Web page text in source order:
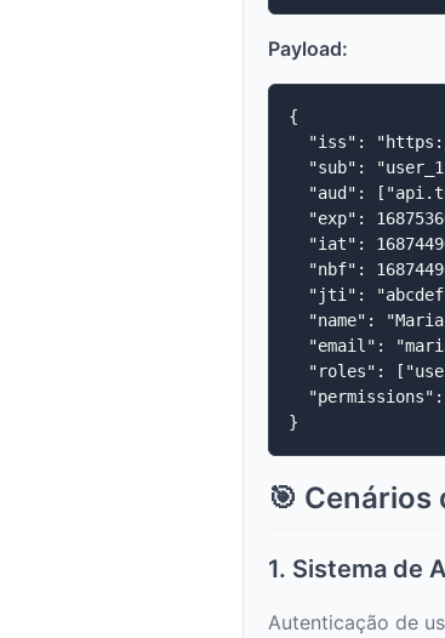
Payload:
{
"iss":
"sub":
"aud":
"exp":
"iat":
"nbf":
"jti":
"name":
"email":
"roles":
🎯 Cenários
1. Sistema de
Autenticação de